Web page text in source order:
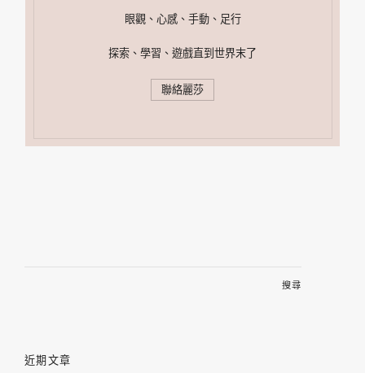
眼觀、心感、手動、足行
探索、學習、遊戲直到世界末了
聯絡麗莎
近期文章